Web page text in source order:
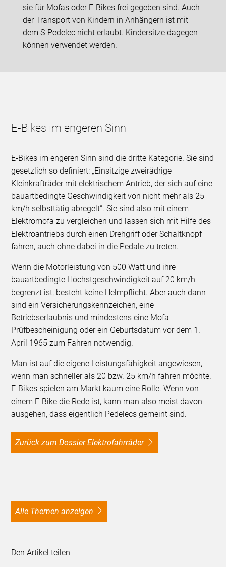
sie für Mofas oder E-Bikes frei gegeben sind. Auch
der Transport von Kindern in Anhängern ist mit
dem S-Pedelec nicht erlaubt. Kindersitze dagegen
können verwendet werden.
E-Bikes im engeren Sinn
E-Bikes im engeren Sinn sind die dritte Kategorie. Sie sind
gesetzlich so definiert: „Einsitzige zweirädrige
Kleinkrafträder mit elektrischem Antrieb, der sich auf eine
bauartbedingte Geschwindigkeit von nicht mehr als 25
km/h selbsttätig abregelt“. Sie sind also mit einem
Elektromofa zu vergleichen und lassen sich mit Hilfe des
Elektroantriebs durch einen Drehgriff oder Schaltknopf
fahren, auch ohne dabei in die Pedale zu treten.
Wenn die Motorleistung von 500 Watt und ihre
bauartbedingte Höchstgeschwindigkeit auf 20 km/h
begrenzt ist, besteht keine Helmpflicht. Aber auch dann
sind ein Versicherungskennzeichen, eine
Betriebserlaubnis und mindestens eine Mofa-
Prüfbescheinigung oder ein Geburtsdatum vor dem 1.
April 1965 zum Fahren notwendig.
Man ist auf die eigene Leistungsfähigkeit angewiesen,
wenn man schneller als 20 bzw. 25 km/h fahren möchte.
E-Bikes spielen am Markt kaum eine Rolle. Wenn von
einem E-Bike die Rede ist, kann man also meist davon
ausgehen, dass eigentlich Pedelecs gemeint sind.
Zurück zum Dossier Elektrofahrräder
alle Themen anzeigen
Den Artikel teilen